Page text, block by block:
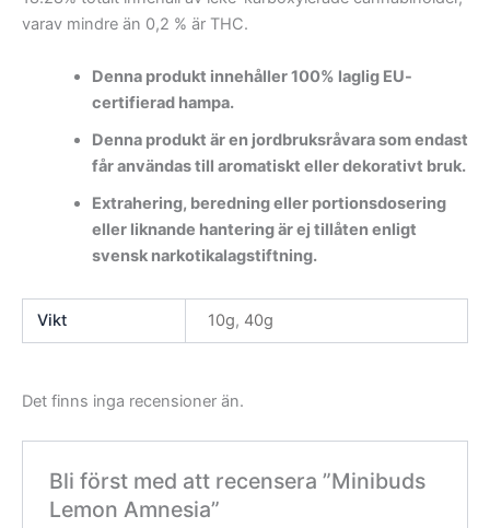
varav mindre än 0,2 % är THC.
Denna produkt innehåller 100% laglig EU-
certifierad hampa.
Denna produkt är en jordbruksråvara som endast
får användas till aromatiskt eller dekorativt bruk.
Extrahering, beredning eller portionsdosering
eller liknande hantering är ej tillåten enligt
svensk narkotikalagstiftning.
Vikt 10g, 40g
Det finns inga recensioner än.
Bli först med att recensera ”Minibuds
Lemon Amnesia”